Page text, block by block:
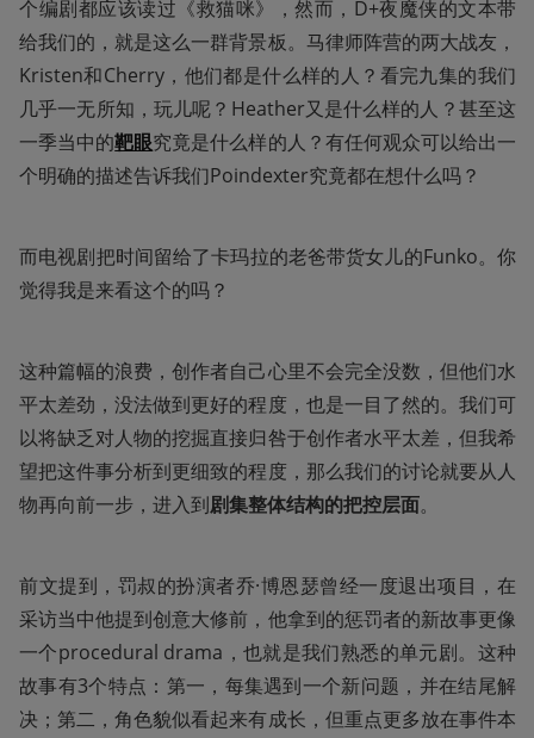
个编剧都应该读过《救猫咪》，然而，D+夜魔侠的文本带
给我们的，就是这么一群背景板。马律师阵营的两大战友，
Kristen和Cherry，他们都是什么样的人？看完九集的我们
几乎一无所知，玩儿呢？Heather又是什么样的人？甚至这
一季当中的靶眼究竟是什么样的人？有任何观众可以给出一
个明确的描述告诉我们Poindexter究竟都在想什么吗？
而电视剧把时间留给了卡玛拉的老爸带货女儿的Funko。你
觉得我是来看这个的吗？
这种篇幅的浪费，创作者自己心里不会完全没数，但他们水
平太差劲，没法做到更好的程度，也是一目了然的。我们可
以将缺乏对人物的挖掘直接归咎于创作者水平太差，但我希
望把这件事分析到更细致的程度，那么我们的讨论就要从人
物再向前一步，进入到剧集整体结构的把控层面。
前文提到，罚叔的扮演者乔·博恩瑟曾经一度退出项目，在
采访当中他提到创意大修前，他拿到的惩罚者的新故事更像
一个procedural drama，也就是我们熟悉的单元剧。这种
故事有3个特点：第一，每集遇到一个新问题，并在结尾解
决；第二，角色貌似看起来有成长，但重点更多放在事件本